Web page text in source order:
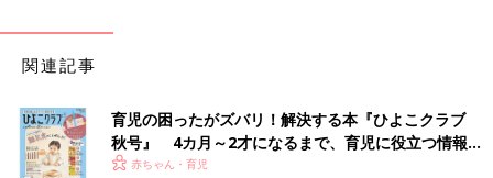
関連記事
育児の困ったがズバリ！解決する本『ひよこクラブ
秋号』 4カ月～2才になるまで、育児に役立つ情報が
いっぱい！
赤ちゃん・育児